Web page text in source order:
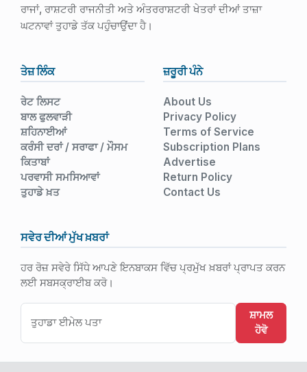
ਰਾਜਾਂ, ਰਾਸ਼ਟਰੀ ਰਾਜਨੀਤੀ ਅਤੇ ਅੰਤਰਰਾਸ਼ਟਰੀ ਖੇਤਰਾਂ ਦੀਆਂ ਤਾਜ਼ਾ
ਘਟਨਾਵਾਂ ਤੁਹਾਡੇ ਤੱਕ ਪਹੁੰਚਾਉਂਦਾ ਹੈ।
ਤੇਜ਼ ਲਿੰਕ
ਰੇਟ ਲਿਸਟ
ਬਾਲ ਫੁਲਵਾੜੀ
ਸ਼ਹਿਨਾਈਆਂ
ਕਰੰਸੀ ਦਰਾਂ / ਸਰਾਫਾ / ਮੌਸਮ
ਕਿਤਾਬਾਂ
ਪਰਵਾਸੀ ਸਮਸਿਆਵਾਂ
ਤੁਹਾਡੇ ਖ਼ਤ
ਜ਼ਰੂਰੀ ਪੰਨੇ
About Us
Privacy Policy
Terms of Service
Subscription Plans
Advertise
Return Policy
Contact Us
ਸਵੇਰ ਦੀਆਂ ਮੁੱਖ ਖ਼ਬਰਾਂ
ਹਰ ਰੋਜ਼ ਸਵੇਰੇ ਸਿੱਧੇ ਆਪਣੇ ਇਨਬਾਕਸ ਵਿੱਚ ਪ੍ਰਮੁੱਖ ਖ਼ਬਰਾਂ ਪ੍ਰਾਪਤ ਕਰਨ
ਲਈ ਸਬਸਕ੍ਰਾਈਬ ਕਰੋ।
ਸ਼ਾਮਲ
ਹੋਵੋ